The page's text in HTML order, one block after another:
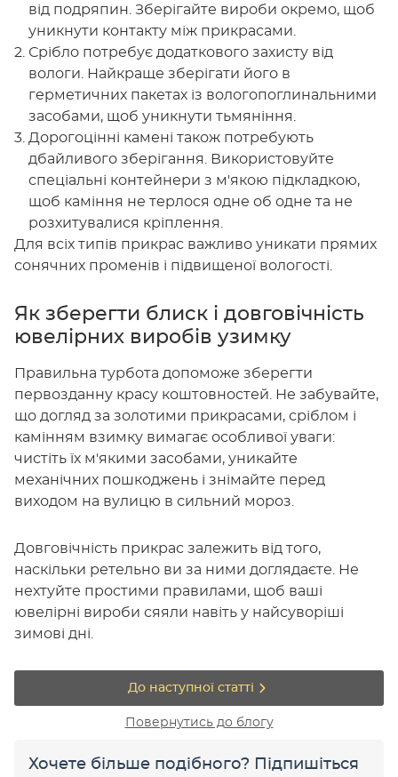
від подряпин. Зберігайте вироби окремо, щоб
уникнути контакту між прикрасами.
Срібло потребує додаткового захисту від
вологи. Найкраще зберігати його в
герметичних пакетах із вологопоглинальними
засобами, щоб уникнути тьмяніння.
Дорогоцінні камені також потребують
дбайливого зберігання. Використовуйте
спеціальні контейнери з м'якою підкладкою,
щоб каміння не терлося одне об одне та не
розхитувалися кріплення.
Для всіх типів прикрас важливо уникати прямих
сонячних променів і підвищеної вологості.
Як зберегти блиск і довговічність
ювелірних виробів узимку
Правильна турбота допоможе зберегти
первозданну красу коштовностей. Не забувайте,
що догляд за золотими прикрасами, сріблом і
камінням взимку вимагає особливої уваги:
чистіть їх м'якими засобами, уникайте
механічних пошкоджень і знімайте перед
виходом на вулицю в сильний мороз.
Довговічність прикрас залежить від того,
наскільки ретельно ви за ними доглядаєте. Не
нехтуйте простими правилами, щоб ваші
ювелірні вироби сяяли навіть у найсуворіші
зимові дні.
До наступної статті
Повернутись до блогу
Хочете більше подібного? Підпишіться